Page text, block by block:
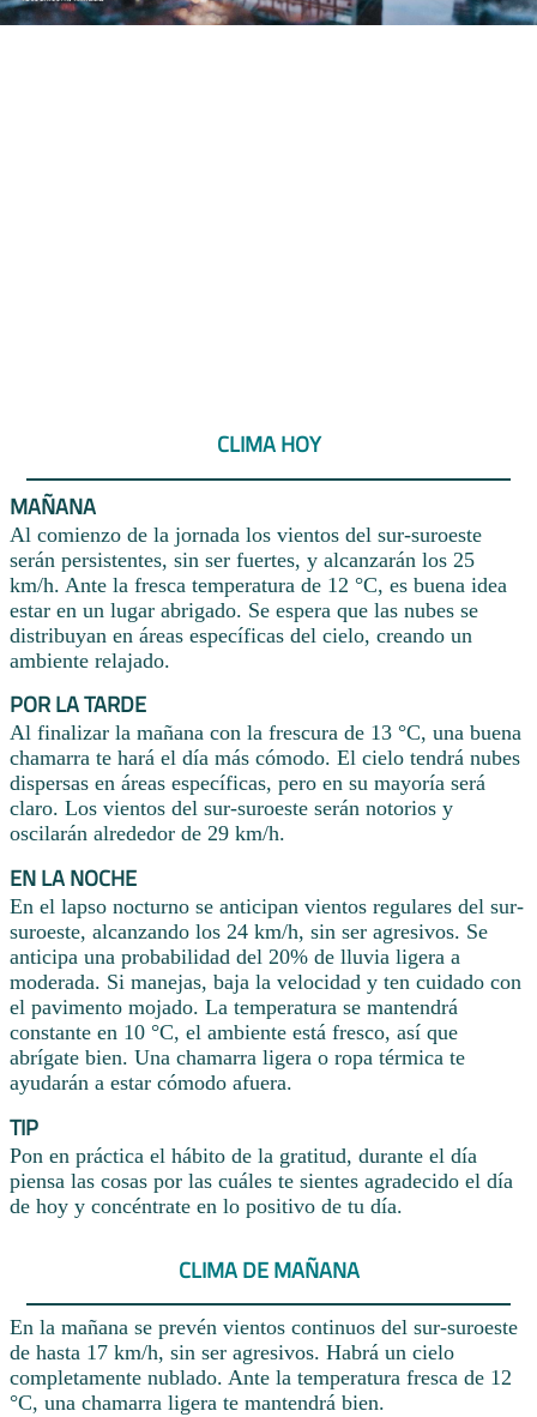
CLIMA HOY
MAÑANA
Al comienzo de la jornada los vientos del sur-suroeste
serán persistentes, sin ser fuertes, y alcanzarán los 25
km/h. Ante la fresca temperatura de 12 °C, es buena idea
estar en un lugar abrigado. Se espera que las nubes se
distribuyan en áreas específicas del cielo, creando un
ambiente relajado.
POR LA TARDE
Al finalizar la mañana con la frescura de 13 °C, una buena
chamarra te hará el día más cómodo. El cielo tendrá nubes
dispersas en áreas específicas, pero en su mayoría será
claro. Los vientos del sur-suroeste serán notorios y
oscilarán alrededor de 29 km/h.
EN LA NOCHE
En el lapso nocturno se anticipan vientos regulares del sur-
suroeste, alcanzando los 24 km/h, sin ser agresivos. Se
anticipa una probabilidad del 20% de lluvia ligera a
moderada. Si manejas, baja la velocidad y ten cuidado con
el pavimento mojado. La temperatura se mantendrá
constante en 10 °C, el ambiente está fresco, así que
abrígate bien. Una chamarra ligera o ropa térmica te
ayudarán a estar cómodo afuera.
TIP
Pon en práctica el hábito de la gratitud, durante el día
piensa las cosas por las cuáles te sientes agradecido el día
de hoy y concéntrate en lo positivo de tu día.
CLIMA DE MAÑANA
En la mañana se prevén vientos continuos del sur-suroeste
de hasta 17 km/h, sin ser agresivos. Habrá un cielo
completamente nublado. Ante la temperatura fresca de 12
°C, una chamarra ligera te mantendrá bien.